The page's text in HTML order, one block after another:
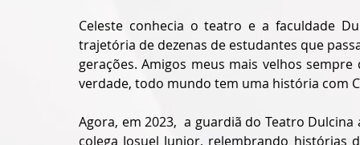
Celeste conhecia o teatro e a faculdade
trajetória de dezenas de estudantes que
gerações. Amigos meus mais velhos
verdade, todo mundo tem uma história com
Agora, em 2023,  a guardiã do Teatro
colega Josuel Junior, relembrando histórias